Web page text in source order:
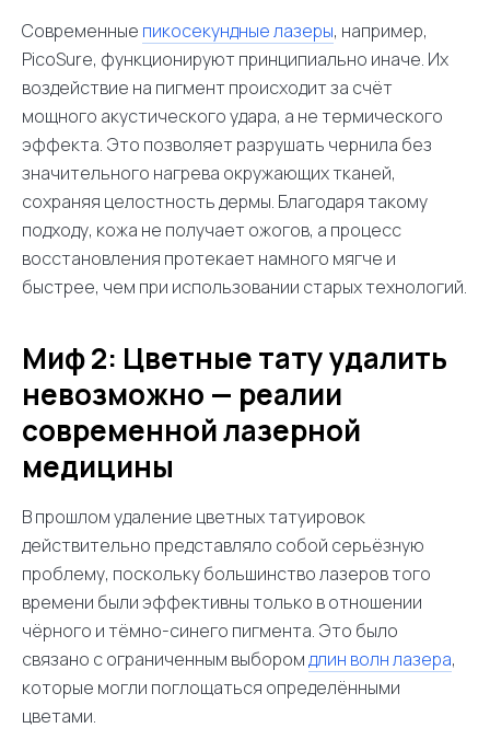
Современные пикосекундные лазеры, например,
PicoSure, функционируют принципиально иначе. Их
воздействие на пигмент происходит за счёт
мощного акустического удара, а не термического
эффекта. Это позволяет разрушать чернила без
значительного нагрева окружающих тканей,
сохраняя целостность дермы. Благодаря такому
подходу, кожа не получает ожогов, а процесс
восстановления протекает намного мягче и
быстрее, чем при использовании старых технологий.
Миф 2: Цветные тату удалить
невозможно — реалии
современной лазерной
медицины
В прошлом удаление цветных татуировок
действительно представляло собой серьёзную
проблему, поскольку большинство лазеров того
времени были эффективны только в отношении
чёрного и тёмно-синего пигмента. Это было
связано с ограниченным выборомдлин волн лазера,
которые могли поглощаться определёнными
цветами.